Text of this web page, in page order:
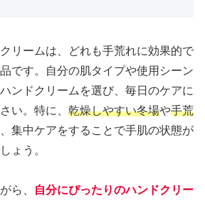
リームは、どれも手荒れに効果的で
です。自分の肌タイプや使用シーン
ンドクリームを選び、毎日のケアに
い。特に、 乾燥しやすい冬場や手荒
集中ケアをすることで手肌の状態が
ょう。
ら、
自分にぴったりのハンドクリー